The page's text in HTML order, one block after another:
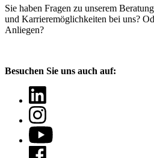
Sie haben Fragen zu unserem
und Karrieremöglichkeiten bei uns?
Anliegen?
Besuchen Sie uns auch auf: